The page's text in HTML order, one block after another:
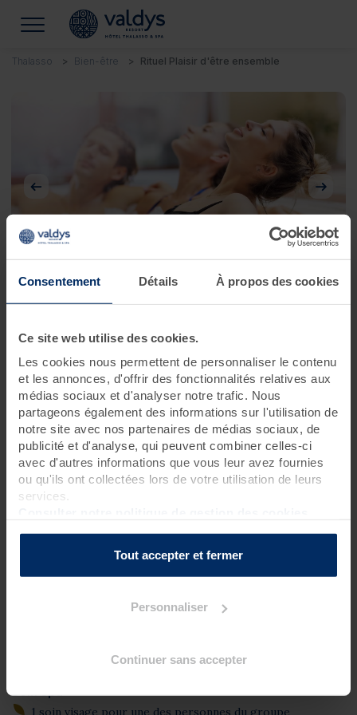
Consentement Détails À propos des cookies
Ce site web utilise des cookies.
Les cookies nous permettent de personnaliser le contenu
et les annonces, d'offrir des fonctionnalités relatives aux
médias sociaux et d'analyser notre trafic. Nous
partageons également des informations sur l'utilisation de
notre site avec nos partenaires de médias sociaux, de
publicité et d'analyse, qui peuvent combiner celles-ci
avec d'autres informations que vous leur avez fournies
ou qu'ils ont collectées lors de votre utilisation de leurs
services.
Tout accepter et fermer
Personnaliser
Continuer sans accepter
Thalasso Bien-être Rituel Plaisir d'être ensemble
UN MOMENT COCOONING AVEC VOS PROCHES
1 jour
Vous souhaitez marquer une occasion spéciale ou simplement
profiter d’un moment unique avec vos proches ? Que ce soit
pour fêter un anniversaire, un enterrement de vie de jeune fille
ou partager une pause cocooning entre amis ou en famille, ce
rituel allie détente et convivialité.
Accessible à partir de 6 personnes
Programme des soins
1 accès au Spa Marin toute la journée pour tout le groupe
Soin spa
1 soin visage pour une des personnes du groupe